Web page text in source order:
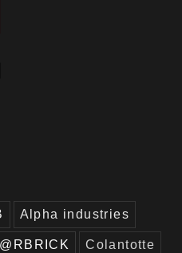
Alpha industries
Colantotte